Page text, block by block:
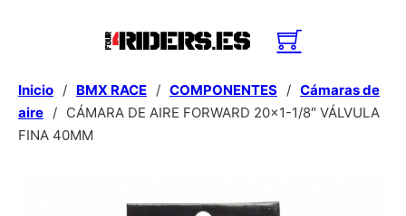
Inicio / BMX RACE / COMPONENTES / Cámaras de
aire / CÁMARA DE AIRE FORWARD 20×1-1/8″ VÁLVULA
FINA 40MM